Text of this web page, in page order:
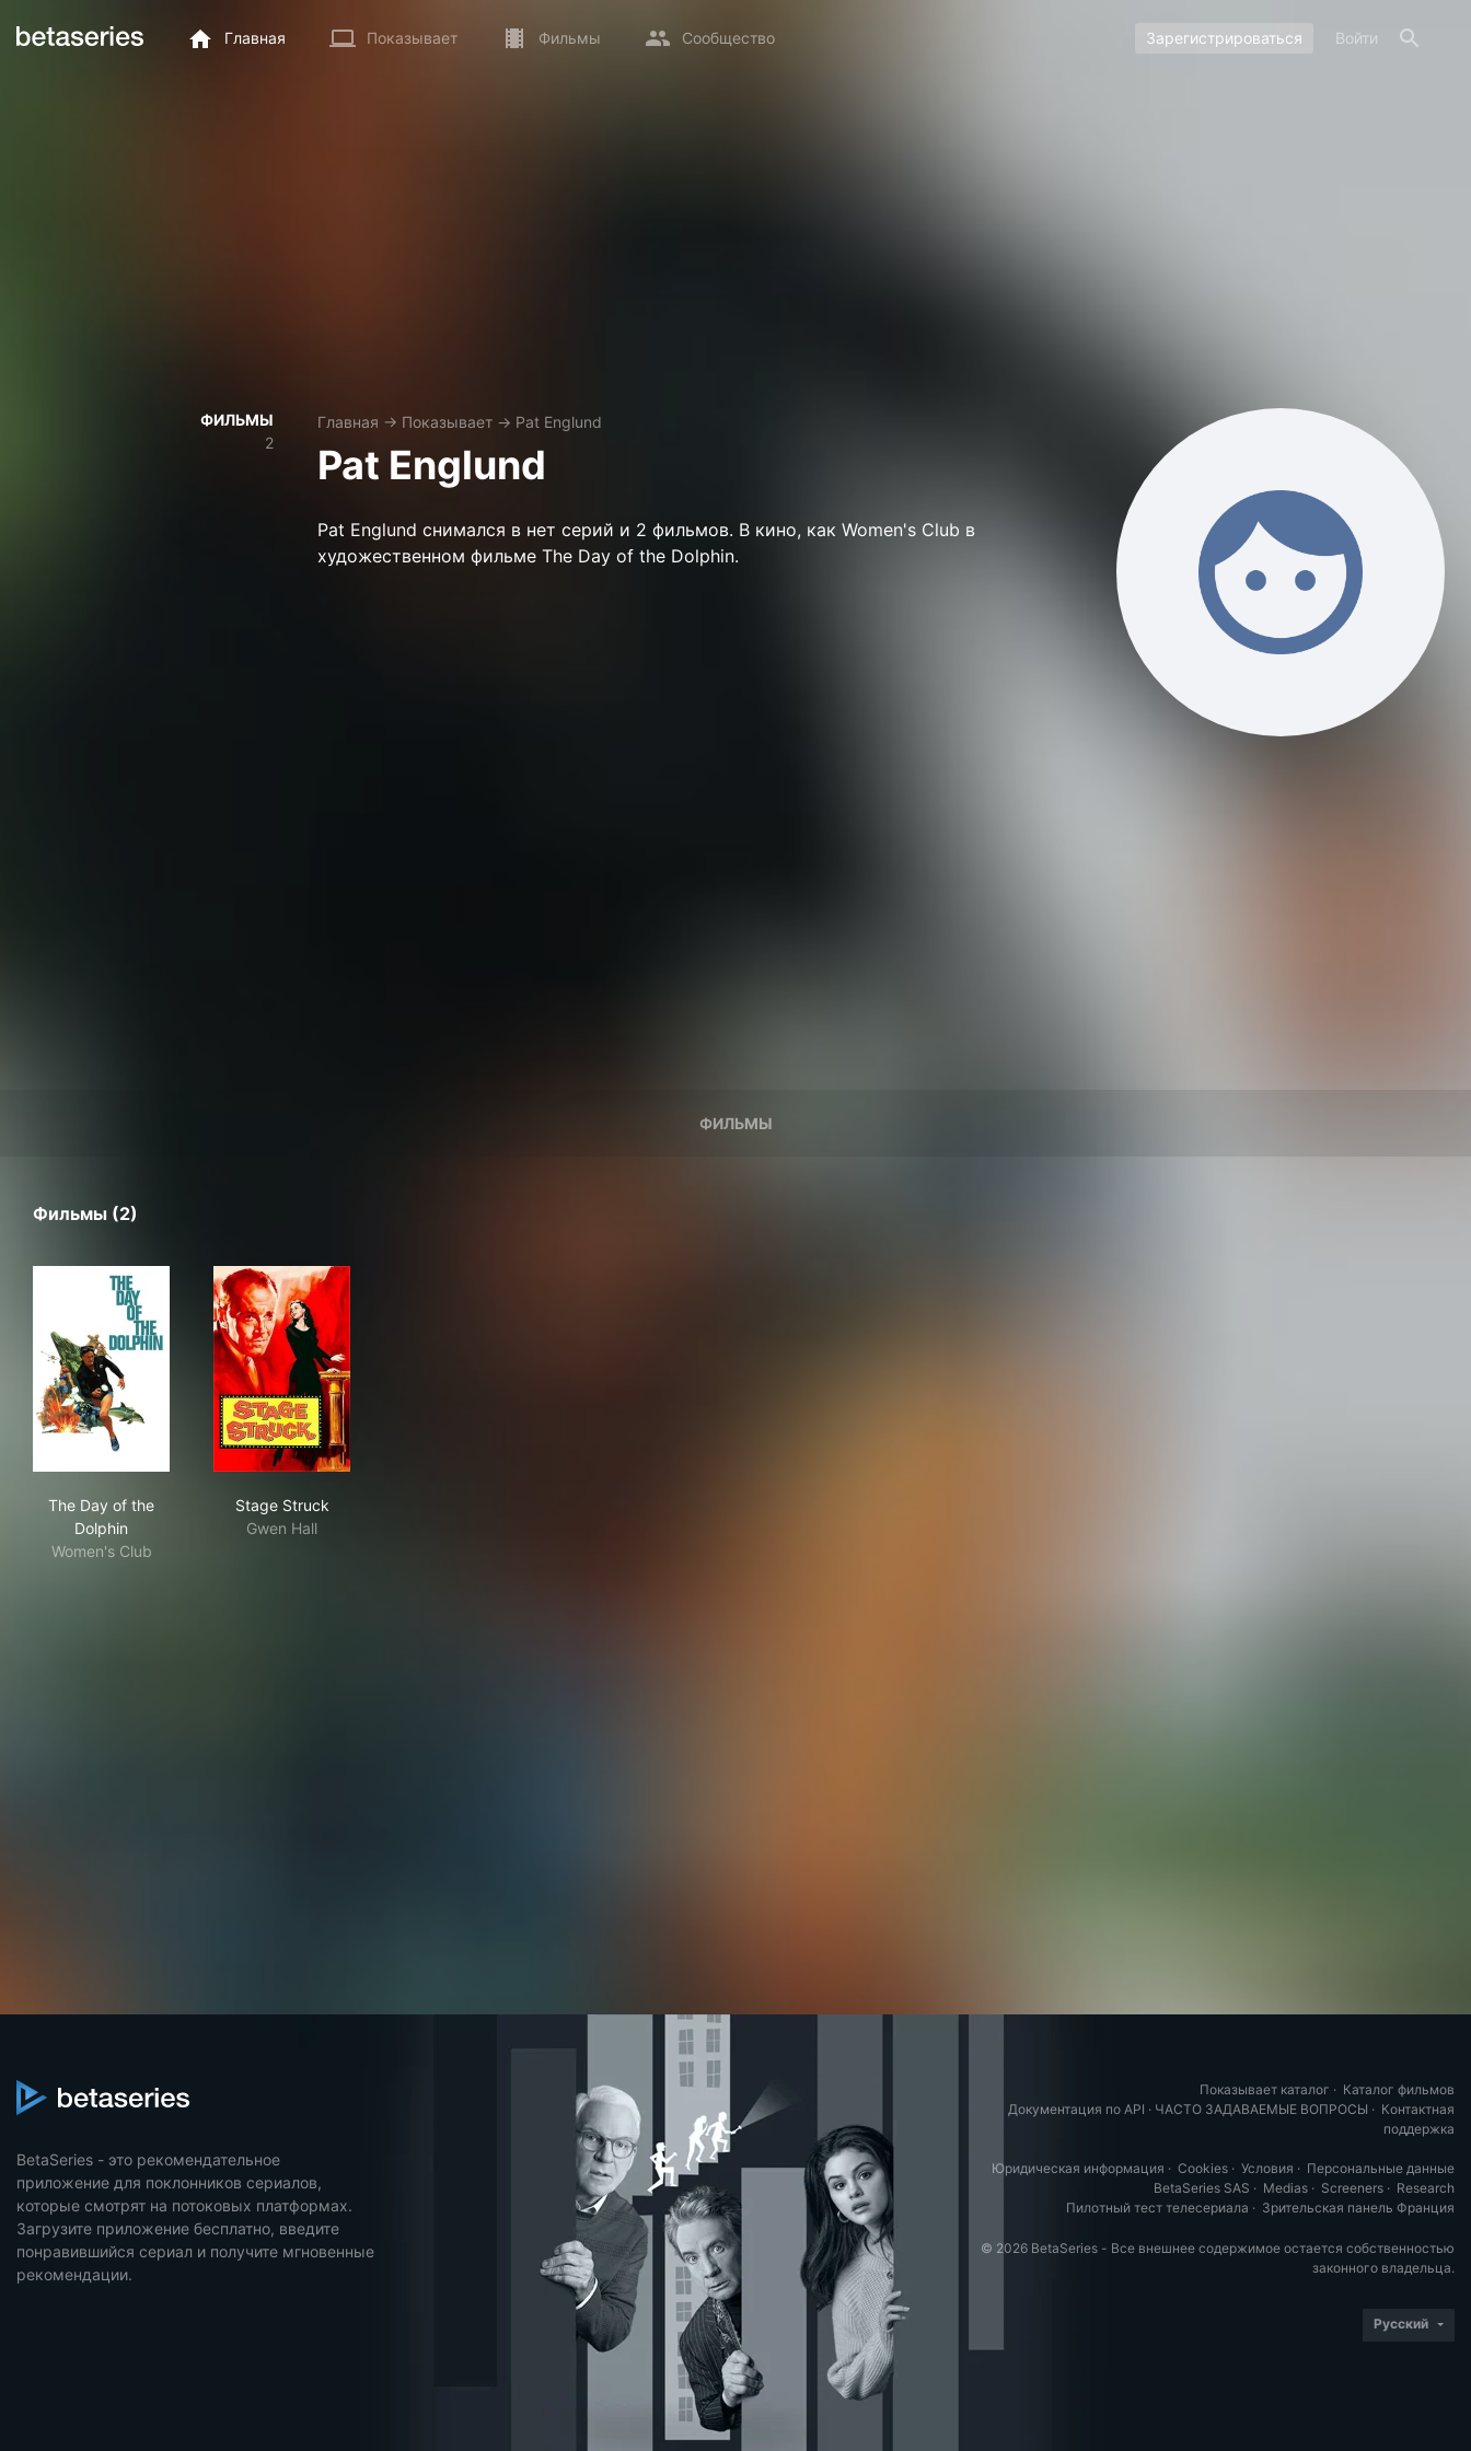
Главная Показывает Фильмы Сообщество Зарегистрироваться Войти
ФИЛЬМЫ
2
Главная → Показывает → Pat Englund
Pat Englund
Pat Englund снимался в нет серий и 2 фильмов. В кино, как Women's Club в
художественном фильме The Day of the Dolphin.
ФИЛЬМЫ
Фильмы (2)
The Day of the
Dolphin
Women's Club
Stage Struck
Gwen Hall
BetaSeries - это рекомендательное
приложение для поклонников сериалов,
которые смотрят на потоковых платформах.
Загрузите приложение бесплатно, введите
понравившийся сериал и получите мгновенные
рекомендации.
Показывает каталог · Каталог фильмов
Документация по API · ЧАСТО ЗАДАВАЕМЫЕ ВОПРОСЫ · Контактная
поддержка
Юридическая информация · Cookies · Условия · Персональные данные
BetaSeries SAS · Medias · Screeners · Research
Пилотный тест телесериала · Зрительская панель Франция
© 2026 BetaSeries - Все внешнее содержимое остается собственностью
законного владельца.
Русский